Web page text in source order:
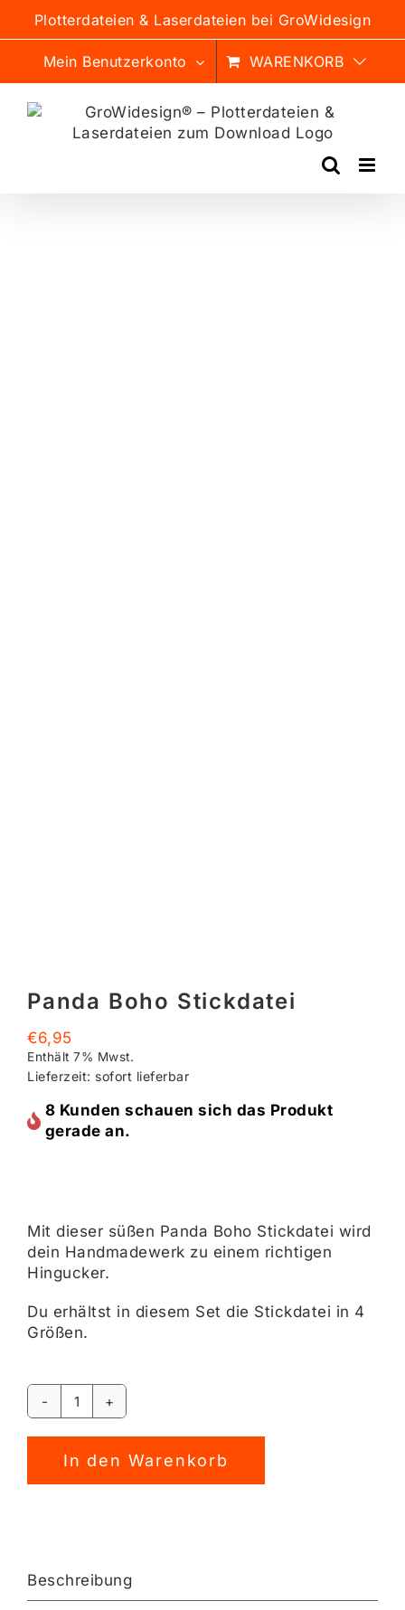
Inhalt
Plotterdateien & Laserdateien bei GroWidesign
Mein Benutzerkonto WARENKORB
Panda Boho Stickdatei
€6,95
Enthält 7% Mwst.
Lieferzeit: sofort lieferbar
8 Kunden schauen sich das Produkt
gerade an.
Mit dieser süßen Panda Boho Stickdatei wird
dein Handmadewerk zu einem richtigen
Hingucker.
Du erhältst in diesem Set die Stickdatei in 4
Größen.
Panda
Stickdatei
[Digital]
In den Warenkorb
Alternative:
Beschreibung